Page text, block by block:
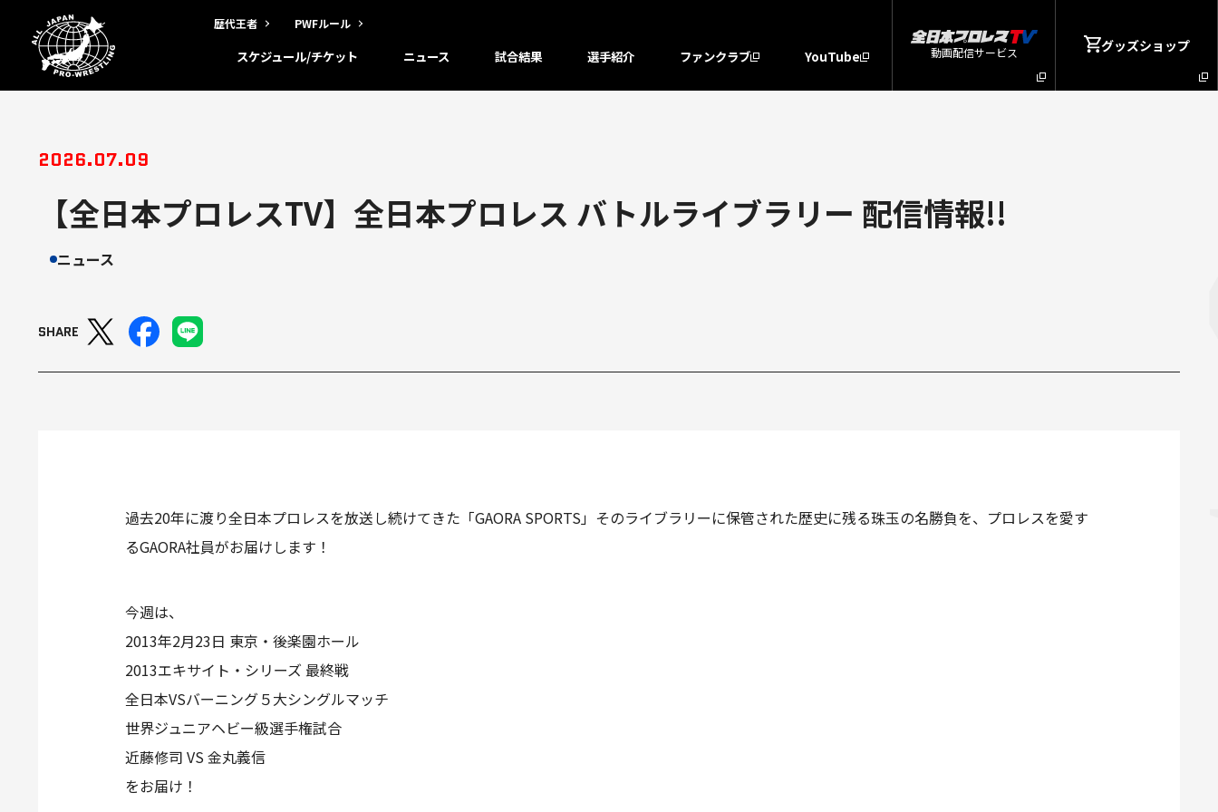
歴代王者 PWFルール
スケジュール/チケット ニュース 試合結果 選手紹介 ファンクラブ YouTube 動画配信サービス グッズショップ
2026.07.09
【全日本プロレスTV】全日本プロレス バトルライブラリー 配信情報!!
ニュース
SHARE
過去20年に渡り全日本プロレスを放送し続けてきた「GAORA SPORTS」そのライブラリーに保管された歴史に残る珠玉の名勝負を、プロレスを愛す
るGAORA社員がお届けします！
今週は、
2013年2月23日 東京・後楽園ホール
2013エキサイト・シリーズ 最終戦
全日本VSバーニング５大シングルマッチ
世界ジュニアヘビー級選手権試合
近藤修司 VS 金丸義信
をお届け！